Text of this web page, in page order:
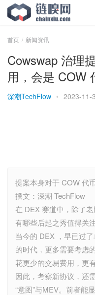
首页 新闻资讯
Cowswap 治理
用，会是 COW
深潮TechFlow • 2023-11-
提案本身对于 COW 代
撰文：深潮 TechFlow
在 DEX 赛道中，除了
有哪些后起之秀值得关
当今的 DEX ，早已过
的时代，更多需要考虑
花更少的交易费用，更
因此，考察新协议，还
“意图”与MEV。前者能